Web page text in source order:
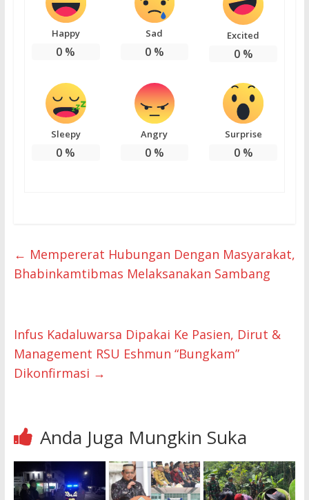
Happy
0 %
Sad
0%
Excited
0%
Sleepy
0 %
Angry
0%
Surprise
0%
← Mempererat Hubungan Dengan Masyarakat,
Bhabinkamtibmas Melaksanakan Sambang
Infus Kadaluwarsa Dipakai Ke Pasien, Dirut &
Management RSU Eshmun “Bungkam”
Dikonfirmasi →
Anda Juga Mungkin Suka